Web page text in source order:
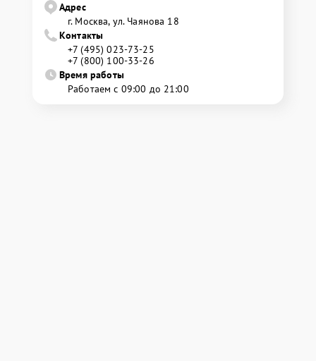
Адрес
г. Москва, ул. Чаянова 18
Контакты
+7 (495) 023-73-25
+7 (800) 100-33-26
Время работы
Работаем с 09:00 до 21:00